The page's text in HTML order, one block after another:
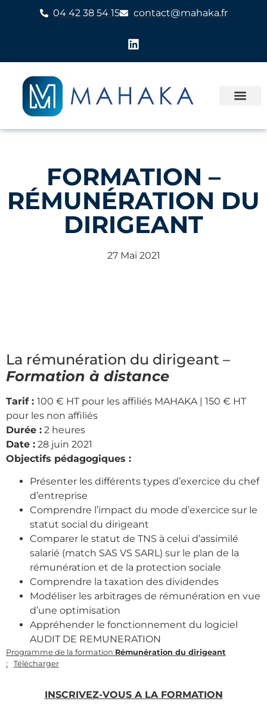
04 42 38 54 15 contact@mahaka.fr
FORMATION –
RÉMUNÉRATION DU
DIRIGEANT
27 Mai 2021
La rémunération du dirigeant –
Formation à distance
Tarif : 100 € HT pour les affiliés MAHAKA | 150 € HT
pour les non affiliés
Durée : 2 heures
Date : 28 juin 2021
Objectifs pédagogiques :
Présenter les différents types d’exercice du chef
d’entreprise
Comprendre l’impact du mode d’exercice sur le
statut social du dirigeant
Comparer le statut de TNS à celui d’assimilé
salarié (match SAS VS SARL) sur le plan de la
rémunération et de la protection sociale
Comprendre la taxation des dividendes
Modéliser les arbitrages de rémunération en vue
d’une optimisation
Appréhender le fonctionnement du logiciel
AUDIT DE REMUNERATION
Programme de la formation Rémunération du dirigeant
:
Télécharger
INSCRIVEZ-VOUS A LA FORMATION